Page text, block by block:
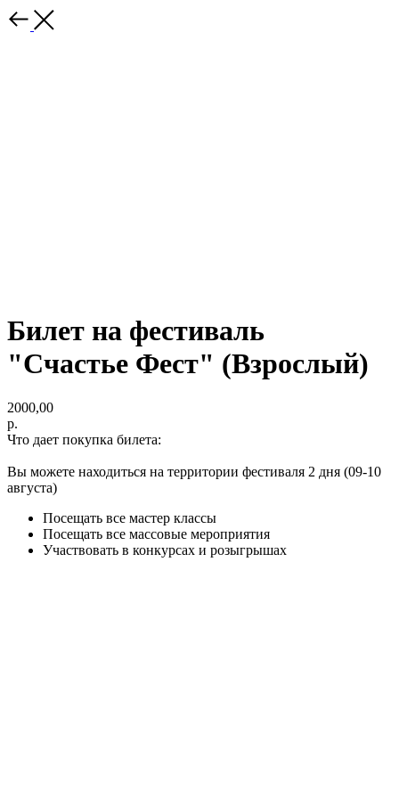
Билет на фестиваль
"Счастье Фест" (Взрослый)
2000,00
р.
Что дает покупка билета:
Вы можете находиться на территории фестиваля 2 дня (09-10
августа)
Посещать все мастер классы
Посещать все массовые мероприятия
Участвовать в конкурсах и розыгрышах